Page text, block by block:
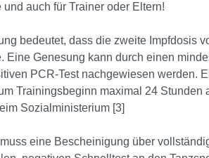
auch für Trainer oder Eltern!
bedeutet, dass die zweite Impfdosis
Eine Genesung kann durch einen
PCR-Test nachgewiesen werden.
Trainingsbeginn maximal 24 Stunden
Sozialministerium [3]
eine Bescheinigung über